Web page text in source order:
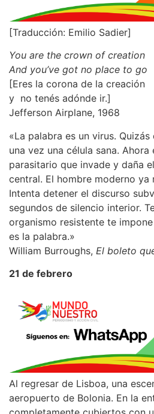
[Traducción: Emilio Sadier]
You are the crown of creation
And you’ve got no place to go
[Eres la corona de la creación
y no tenés adónde ir.]
Jefferson Airplane, 1968
«La palabra es un virus.
una vez una célula sana. Ahora
parasitario que invade y daña
central. El hombre moderno ya
Intenta detener el discurso
segundos de silencio interior.
organismo resistente te
es la palabra.»
William Burroughs, El boleto
21 de febrero
Al regresar de Lisboa, una
aeropuerto de Bolonia. En la